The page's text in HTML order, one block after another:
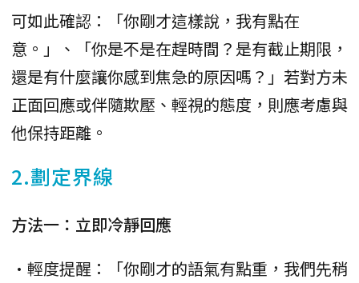
可如此確認：「你剛才這樣說，我有點在
意。」、「你是不是在趕時間？是有截止期限，
還是有什麼讓你感到焦急的原因嗎？」若對方未
正面回應或伴隨欺壓、輕視的態度，則應考慮與
他保持距離。
2.劃定界線
方法一：立即冷靜回應
•輕度提醒：「你剛才的語氣有點重，我們先稍